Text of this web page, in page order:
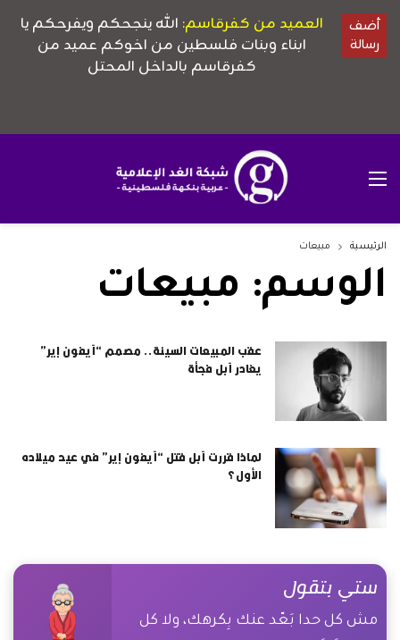
الرئيسية مبيعات
الوسم: مبيعات
عقب المبيعات السيئة.. مصمم “آيفون إير”
يغادر آبل فجأة
لماذا قررت آبل قتل “آيفون إير” في عيد ميلاده
الأول؟
ستي بتقول
مش كل حدا بَعّد عنك بِكرهك، ولا كل